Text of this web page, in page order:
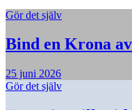
Gör det själv
Bind en Krona
25 juni 2026
Gör det själv